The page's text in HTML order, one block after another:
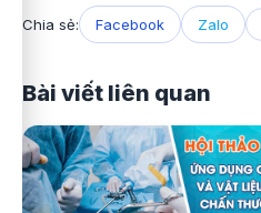
Chia sẻ: Facebook Zalo
Bài viết liên quan